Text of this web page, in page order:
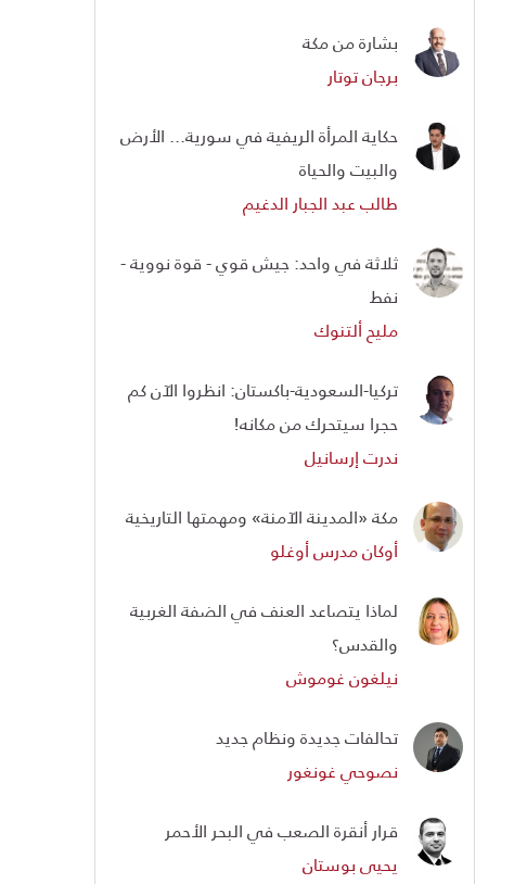
بشارة من مكة
برجان توتار
حكاية المرأة الريفية في سورية... الأرض
والبيت والحياة
طالب عبد الجبار الدغيم
ثلاثة في واحد: جيش قوي - قوة نووية -
نفط
مليح ألتنوك
تركيا-السعودية-باكستان: انظروا الآن كم
حجرا سيتحرك من مكانه!
ندرت إرسانيل
مكة «المدينة الآمنة» ومهمتها التاريخية
أوكان مدرس أوغلو
لماذا يتصاعد العنف في الضفة الغربية
والقدس؟
نيلغون غوموش
تحالفات جديدة ونظام جديد
نصوحي غونغور
قرار أنقرة الصعب في البحر الأحمر
يحيى بوستان